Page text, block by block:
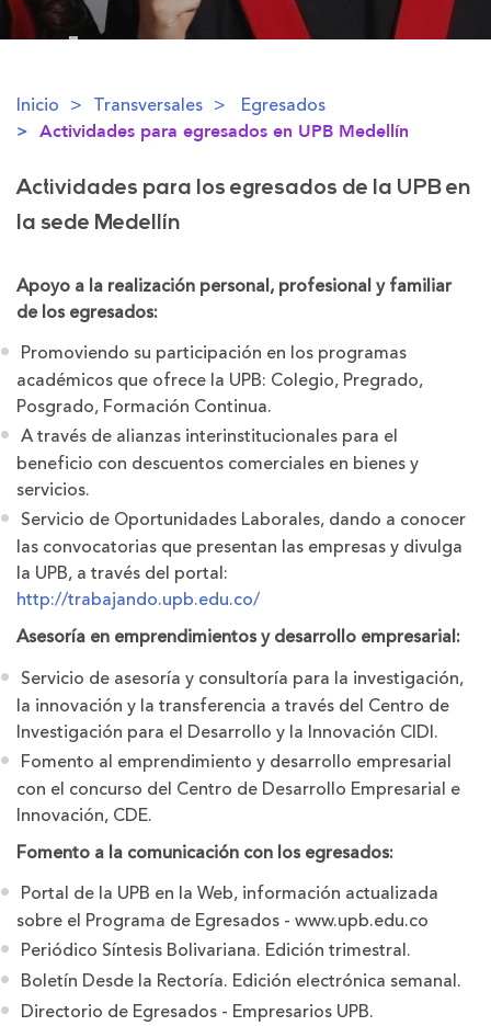
Inicio Transversales Egresados
Actividades para egresados en UPB Medellín
Actividades para los egresados de la UPB en
la sede Medellín
Apoyo a la realización personal, profesional y familiar
de los egresados:
Promoviendo su participación en los programas
académicos que ofrece la UPB: Colegio, Pregrado,
Posgrado, Formación Continua.
A través de alianzas interinstitucionales para el
beneficio con descuentos comerciales en bienes y
servicios.
Servicio de Oportunidades Laborales, dando a conocer
las convocatorias que presentan las empresas y divulga
la UPB, a través del portal:
http://trabajando.upb.edu.co/
Asesoría en emprendimientos y desarrollo empresarial:
Servicio de asesoría y consultoría para la investigación,
la innovación y la transferencia a través del Centro de
Investigación para el Desarrollo y la Innovación CIDI.
Fomento al emprendimiento y desarrollo empresarial
con el concurso del Centro de Desarrollo Empresarial e
Innovación, CDE.
Fomento a la comunicación con los egresados:
Portal de la UPB en la Web, información actualizada
sobre el Programa de Egresados - www.upb.edu.co
Periódico Síntesis Bolivariana. Edición trimestral.
Boletín Desde la Rectoría. Edición electrónica semanal.
Directorio de Egresados - Empresarios UPB.